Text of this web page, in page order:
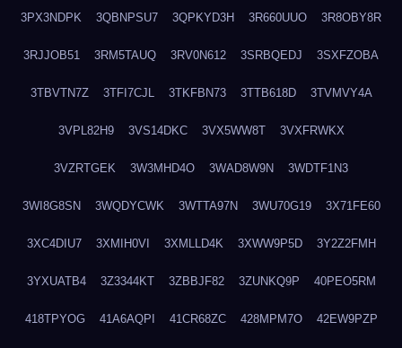
3PX3NDPK 3QBNPSU7 3QPKYD3H 3R660UUO 3R8OBY8R
3RJJOB51 3RM5TAUQ 3RV0N612 3SRBQEDJ 3SXFZOBA
3TBVTN7Z 3TFI7CJL 3TKFBN73 3TTB618D 3TVMVY4A
3VPL82H9 3VS14DKC 3VX5WW8T 3VXFRWKX
3VZRTGEK 3W3MHD4O 3WAD8W9N 3WDTF1N3
3WI8G8SN 3WQDYCWK 3WTTA97N 3WU70G19 3X71FE60
3XC4DIU7 3XMIH0VI 3XMLLD4K 3XWW9P5D 3Y2Z2FMH
3YXUATB4 3Z3344KT 3ZBBJF82 3ZUNKQ9P 40PEO5RM
418TPYOG 41A6AQPI 41CR68ZC 428MPM7O 42EW9PZP